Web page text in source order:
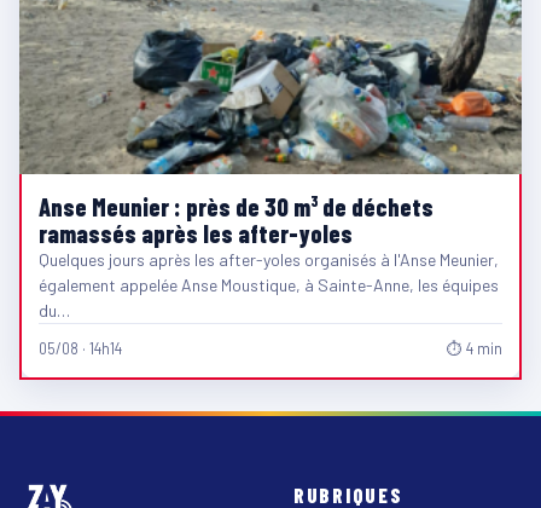
Anse Meunier : près de 30 m³ de déchets
ramassés après les after-yoles
Quelques jours après les after-yoles organisés à l'Anse Meunier,
également appelée Anse Moustique, à Sainte-Anne, les équipes
du…
05/08 · 14h14 ⏱ 4 min
RUBRIQUES